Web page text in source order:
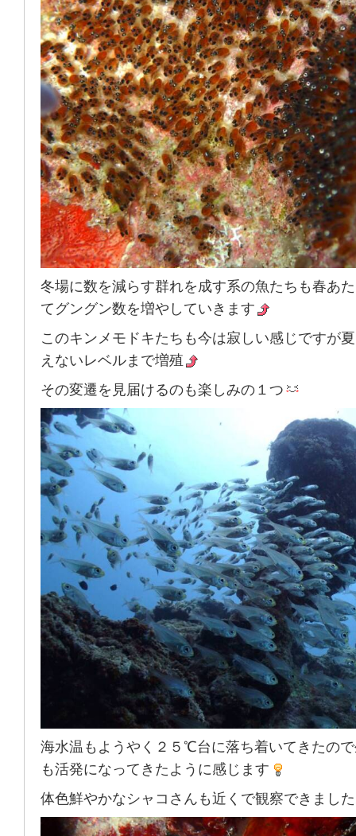
冬場に数を減らす群れを成す系の魚たちも春あ
てグングン数を増やしていきます
このキンメモドキたちも今は寂しい感じですが
えないレベルまで増殖
その変遷を見届けるのも楽しみの１つ
海水温もようやく２５℃台に落ち着いてきたの
も活発になってきたように感じます
体色鮮やかなシャコさんも近くで観察できまし